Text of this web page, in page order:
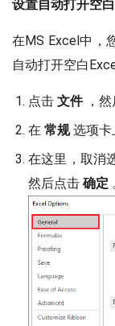
设置自动打开空
在MS Excel中，
自动打开空白
点击 文件，然
在 常规选项卡
在这里，取消
然后点击 确定